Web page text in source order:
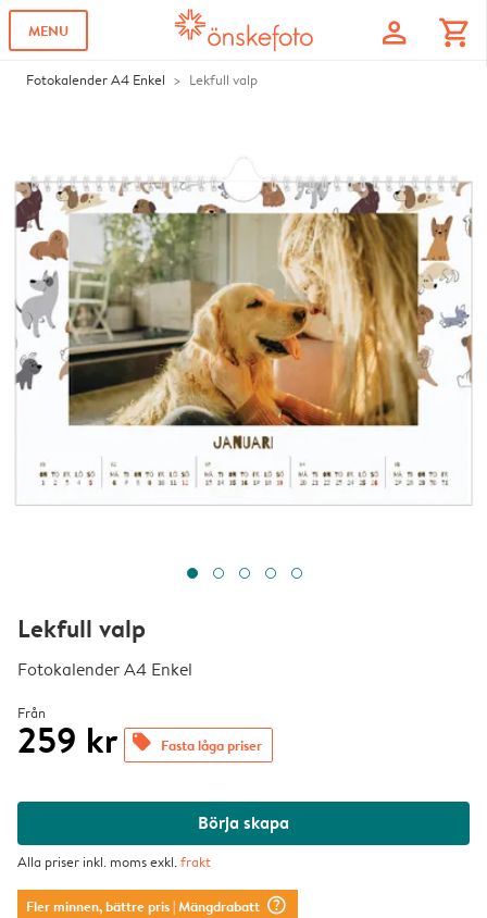
MENU profile shopping_cart
Fotokalender A4 Enkel Lekfull valp
Lekfull valp
Fotokalender A4 Enkel
Från
259 kr offers Fasta låga priser
Börja skapa
Alla priser inkl. moms exkl.frakt
Fler minnen, bättre pris| Mängdrabatt question_mark_circle